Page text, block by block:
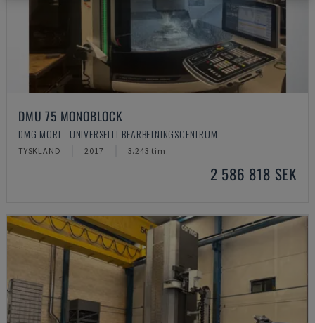
DMU 75 MONOBLOCK
DMG MORI - UNIVERSELLT BEARBETNINGSCENTRUM
TYSKLAND 2017 3.243 tim.
2 586 818 SEK